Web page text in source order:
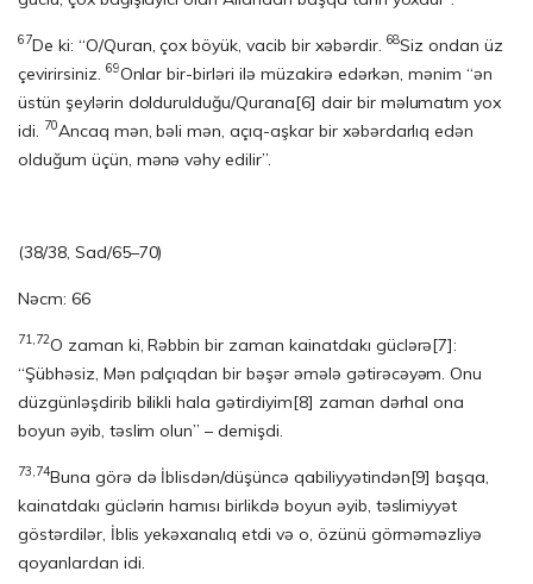
67De ki: “O/Quran, çox böyük, vacib bir xəbərdir. 68Siz ondan üz
çevirirsiniz. 69Onlar bir-birləri ilə müzakirə edərkən, mənim “ən
üstün şeylərin doldurulduğu/Qurana[6] dair bir məlumatım yox
idi. 70Ancaq mən, bəli mən, açıq-aşkar bir xəbərdarlıq edən
olduğum üçün, mənə vəhy edilir”.
(38/38, Sad/65–70)
Nəcm: 66
71,72O zaman ki, Rəbbin bir zaman kainatdakı güclərə[7]:
“Şübhəsiz, Mən palçıqdan bir bəşər əmələ gətirəcəyəm. Onu
düzgünləşdirib bilikli hala gətirdiyim[8] zaman dərhal ona
boyun əyib, təslim olun” – demişdi.
73,74Buna görə də İblisdən/düşüncə qabiliyyətindən[9] başqa,
kainatdakı güclərin hamısı birlikdə boyun əyib, təslimiyyət
göstərdilər, İblis yekəxanalıq etdi və o, özünü görməməzliyə
qoyanlardan idi.